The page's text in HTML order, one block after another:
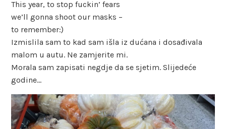
This year, to stop fuckin’ fears
we’ll gonna shoot our masks –
to remember:)
Izmislila sam to kad sam išla iz dućana i dosađivala
malom u autu. Ne zamjerite mi.
Morala sam zapisati negdje da se sjetim. Slijedeće
godine…